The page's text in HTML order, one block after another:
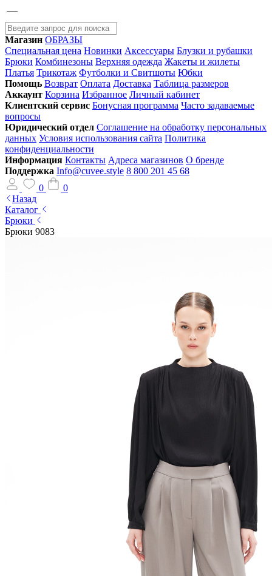
Магазин ОБРАЗЫ
Специальная цена Новинки Аксессуары Блузки и рубашки
Брюки Комбинезоны Верхняя одежда Жакеты и жилеты
Платья Трикотаж Футболки и Свитшоты Юбки
Помощь Возврат Оплата Доставка Таблица размеров
Аккаунт Корзина Избранное Личный кабинет
Клиентский сервис Бонусная программа Часто задаваемые
вопросы
Юридический отдел Соглашение на обработку персональных
данных Условия использования сайта Политика
конфиденциальности
Информация Контакты Адреса магазинов О бренде
Поддержка Info@cuvee.style 8 800 201 45 68
0
0
Назад
Каталог
Брюки
Брюки 9083